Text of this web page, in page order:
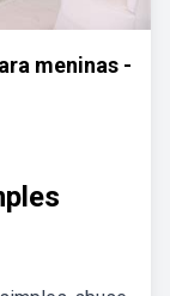
meninas -